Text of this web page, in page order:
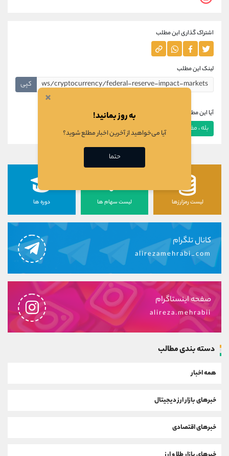
اشتراک گذاری این مطلب
لینک این مطلب
کپی
آیا این مطلب برای شما مفید بود؟
بله ، مفید بود خیر ، مفید نبود
لیست رمزارزها لیست سهام ها دوره ها
کانال تلگرام
alirezamehrabi_com
صفحه اینستاگرام
alireza.mehrabii
دسته بندی مطالب
همه اخبار
خبرهای بازار ارز دیجیتال
خبرهای اقتصادی
×
به روز بمانید!
آیا می‌خواهید از آخرین اخبار مطلع شوید؟
حتما